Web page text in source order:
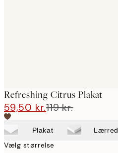
Refreshing Citrus Plakat
59,50 kr.119 kr.
Plakat Lærred
Vælg størrelse